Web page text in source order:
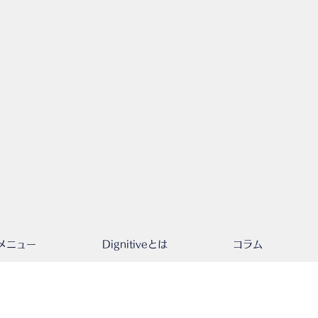
ニュー Dignitiveとは コラム